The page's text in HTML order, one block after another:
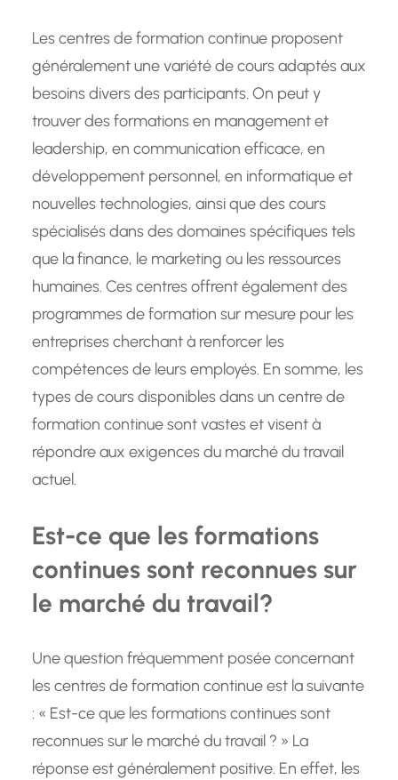
Les centres de formation continue proposent
généralement une variété de cours adaptés aux
besoins divers des participants. On peut y
trouver des formations en management et
leadership, en communication efficace, en
développement personnel, en informatique et
nouvelles technologies, ainsi que des cours
spécialisés dans des domaines spécifiques tels
que la finance, le marketing ou les ressources
humaines. Ces centres offrent également des
programmes de formation sur mesure pour les
entreprises cherchant à renforcer les
compétences de leurs employés. En somme, les
types de cours disponibles dans un centre de
formation continue sont vastes et visent à
répondre aux exigences du marché du travail
actuel.
Est-ce que les formations
continues sont reconnues sur
le marché du travail?
Une question fréquemment posée concernant
les centres de formation continue est la suivante
: « Est-ce que les formations continues sont
reconnues sur le marché du travail ? » La
réponse est généralement positive. En effet, les